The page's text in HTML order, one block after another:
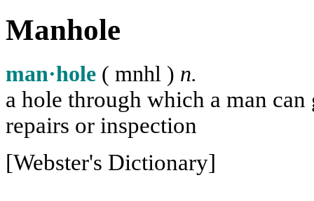
Manhole
man·hole ( mnhl ) n.
a hole through which a man
repairs or inspection
[Webster's Dictionary]